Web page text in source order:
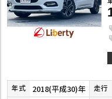
年式 2018(平成30)年 走行